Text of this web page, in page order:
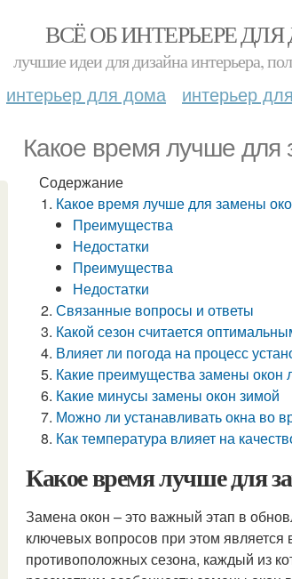
ВСЁ ОБ ИНТЕРЬЕРЕ
лучшие идеи для дизайна интерьера,
интерьер для дома интерьер
Какое время лучше для
Содержание
Какое время лучше для замены
Преимущества
Недостатки
Преимущества
Недостатки
Связанные вопросы и ответы
Какой сезон считается
Влияет ли погода на процесс
Какие преимущества замены окон
Какие минусы замены окон зимой
Можно ли устанавливать окна во
Как температура влияет на
Какое время лучше для
Замена окон – это важный этап в
ключевых вопросов при этом
противоположных сезона, каждый из